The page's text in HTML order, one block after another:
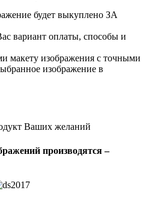
будет выкуплено ЗА
вариант оплаты, способы и
макету изображения с точными
изображение в
Ваших желаний
производятся –